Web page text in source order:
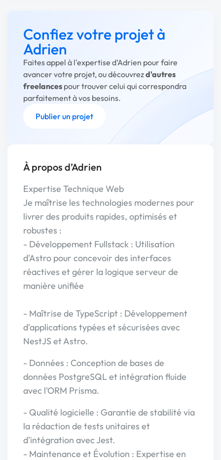
Confiez votre projet à
Adrien
Faites appel à l'expertise d’Adrien pour faire
avancer votre projet, ou découvrezd'autres
freelances pour trouver celui qui correspondra
parfaitement à vos besoins.
Publier un projet
À propos d’Adrien
Expertise Technique Web
Je maîtrise les technologies modernes pour
livrer des produits rapides, optimisés et
robustes :
- Développement Fullstack : Utilisation
d'Astro pour concevoir des interfaces
réactives et gérer la logique serveur de
manière unifiée
- Maîtrise de TypeScript : Développement
d'applications typées et sécurisées avec
NestJS et Astro.
- Données : Conception de bases de
données PostgreSQL et intégration fluide
avec l'ORM Prisma.
- Qualité logicielle : Garantie de stabilité via
la rédaction de tests unitaires et
d'intégration avec Jest.
- Maintenance et Évolution : Expertise en